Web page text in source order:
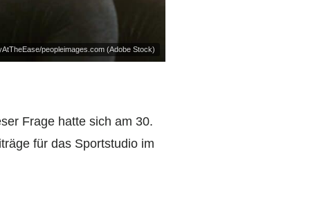
peopleimages.com (Adobe Stock)
Frage hatte sich am 30.
für das Sportstudio im